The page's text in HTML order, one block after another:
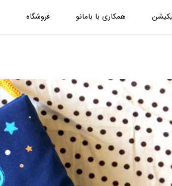
همکاری با بامانو فروشگاه